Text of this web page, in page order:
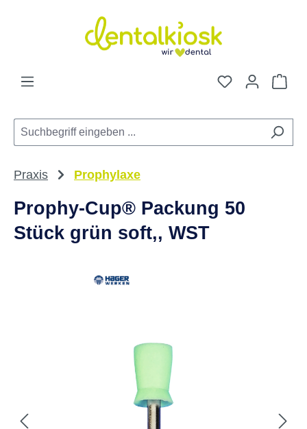
Zum Hauptinhalt springen
Du hast 0
Praxis Prophylaxe
Prophy-Cup® Packung 50
Stück grün soft,, WST